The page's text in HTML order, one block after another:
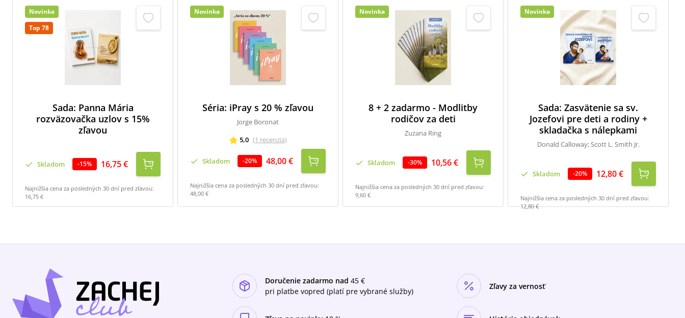
Novinka
Top 78
Sada: Panna Mária
rozväzovačka uzlov s 15%
zľavou
Skladom -15% 16,75 €
Najnižšia cena za posledných 30 dní pred zľavou:
16,75 €
Novinka
Séria: iPray s 20 % zľavou
Jorge Boronat
5,0 (1 recenzia)
Skladom -20% 48,00 €
Najnižšia cena za posledných 30 dní pred zľavou:
48,00 €
Novinka
8 + 2 zadarmo - Modlitby
rodičov za deti
Zuzana Ring
Skladom -30% 10,56 €
Najnižšia cena za posledných 30 dní pred zľavou:
9,60 €
Novinka
Sada: Zasvätenie sa sv.
Jozefovi pre deti a rodiny +
skladačka s nálepkami
Donald Calloway; Scott L. Smith Jr.
Skladom -20% 12,80 €
Najnižšia cena za posledných 30 dní pred zľavou:
12,80 €
Doručenie zadarmo nad 45 €
pri platbe vopred (platí pre vybrané služby)
Zľavy za vernosť